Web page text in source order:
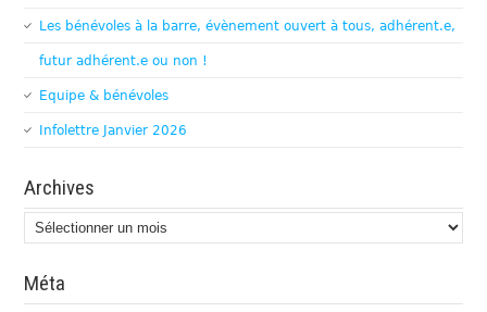
Les bénévoles à la barre, évènement ouvert à tous, adhérent.e,
futur adhérent.e ou non !
Equipe & bénévoles
Infolettre Janvier 2026
Archives
Archives
Méta